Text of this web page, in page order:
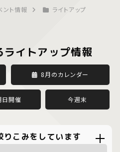
ント情報 ライトアップ
イトアップ情報
8月のカレンダー
日開催 今週末
りこみをしています